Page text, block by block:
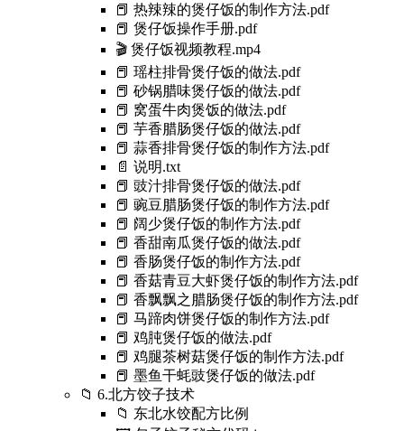
📕 热辣辣的煲仔饭的制作方法.pdf
📕 煲仔饭操作手册.pdf
🎬 煲仔饭视频教程.mp4
📕 瑶柱排骨煲仔饭的做法.pdf
📕 砂锅腊味煲仔饭的做法.pdf
📕 窝蛋牛肉煲饭的做法.pdf
📕 芋香腊肠煲仔饭的做法.pdf
📕 蒜香排骨煲仔饭的制作方法.pdf
📄 说明.txt
📕 豉汁排骨煲仔饭的做法.pdf
📕 豌豆腊肠煲仔饭的制作方法.pdf
📕 阔少煲仔饭的制作方法.pdf
📕 香甜南瓜煲仔饭的做法.pdf
📕 香肠煲仔饭的制作方法.pdf
📕 香菇青豆大虾煲仔饭的制作方法.pdf
📕 香飘飘之腊肠煲仔饭的制作方法.pdf
📕 马蹄肉饼煲仔饭的制作方法.pdf
📕 鸡肫煲仔饭的做法.pdf
📕 鸡腿茶树菇煲仔饭的制作方法.pdf
📕 墨鱼干蚝豉煲仔饭的做法.pdf
📁 6.北方饺子技术
📁 东北水饺配方比例